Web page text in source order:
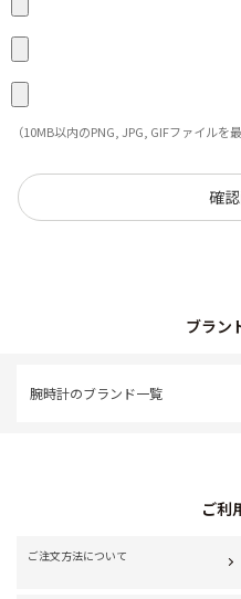
（10MB以内のPNG, JPG, GIFファイルを
ブラン
腕時計のブランド一覧
ご利
ご注文方法について